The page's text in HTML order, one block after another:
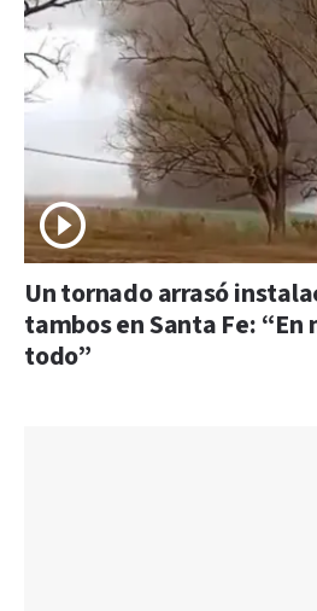
Un tornado arrasó
tambos en Santa Fe:
todo”